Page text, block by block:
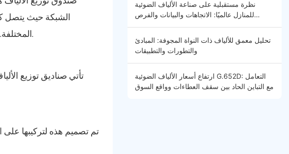
الشبكة حيث يتصل
المختلفة. هذه الصناديق جزء لا يتجزأ من الإعدادات الداخلية والخارجية ، مما يضمن سلامة وتنظيم شبكة الألياف.
تأتي صناديق توزيع
تم تصميم هذه لتركيبها على
نظرة مستقبلية على صناعة الألياف الضوئية
للمنازل عالميًا: الاتجاهات والبيانات والفرص
تحليل معمق للألياف ذات النواة المجوفة: المبادئ
والتطورات والتطبيقات
ارتفاع أسعار الألياف الضوئية G.652D: التعامل
مع التباين الحاد بين سقف العطاءات وواقع السوق